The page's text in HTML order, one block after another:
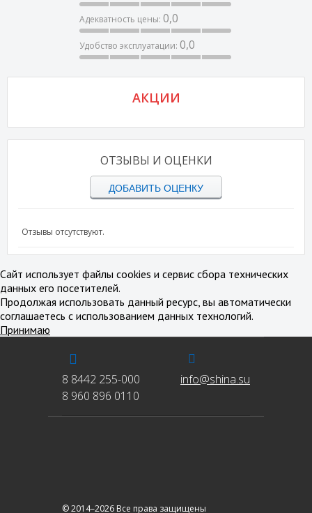
Адекватность цены: 0,0
Удобство эксплуатации: 0,0
АКЦИИ
ОТЗЫВЫ И ОЦЕНКИ
ДОБАВИТЬ ОЦЕНКУ
Отзывы отсутствуют.
8 8442 255-000
8 960 896 0110
info@shina.su
© 2014–2026 Все права защищены
Сайт использует файлы cookies и сервис сбора технических
данных его посетителей.
Продолжая использовать данный ресурс, вы автоматически
соглашаетесь с использованием данных технологий.
Принимаю